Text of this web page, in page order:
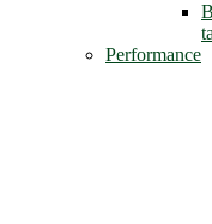
Performance